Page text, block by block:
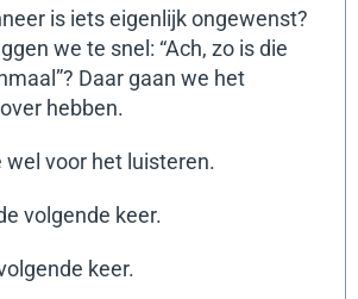
is iets eigenlijk ongewenst?
we te snel: “Ach, zo is die
Daar gaan we het
hebben.
wel voor het luisteren.
volgende keer.
keer.